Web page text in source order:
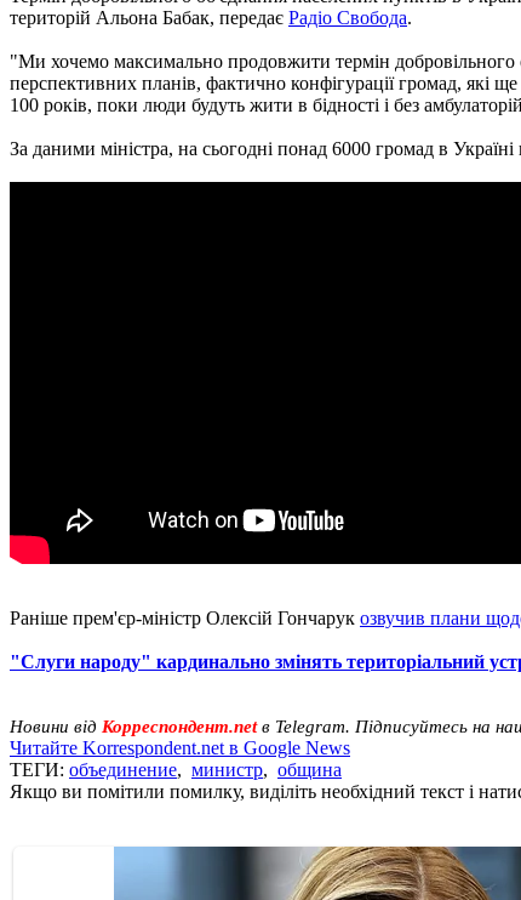
територій Альона Бабак, передає Радіо Свобода.
"Ми хочемо максимально продовжити термін
перспективних планів, фактично конфігурації громад, які
100 років, поки люди будуть жити в бідності і без
За даними міністра, на сьогодні понад 6000 громад в
Раніше прем'єр-міністр Олексій Гончарук озвучив плани
"Слуги народу" кардинально змінять територіальний
Новини від Корреспондент.netв Telegram. Підписуйтесь на
Читайте Korrespondent.net в Google News
ТЕГИ: объединение, министр, община
Якщо ви помітили помилку, виділіть необхідний текст і